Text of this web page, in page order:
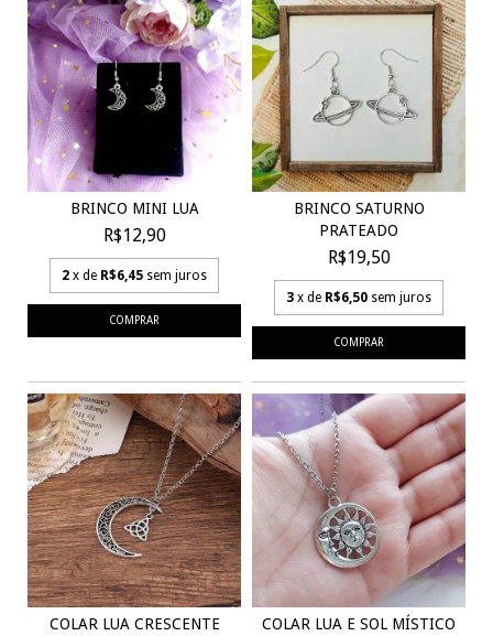
BRINCO MINI LUA
R$12,90
2 x de R$6,45 sem juros
BRINCO SATURNO
PRATEADO
R$19,50
3 x de R$6,50 sem juros
COLAR LUA CRESCENTE
COLAR LUA E SOL MÍSTICO